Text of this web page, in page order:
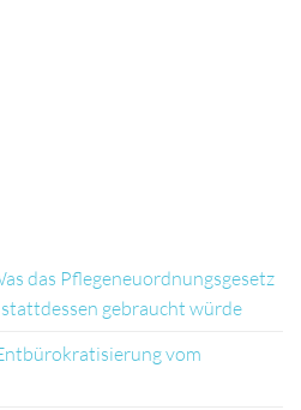
das Pflegeneuordnungsgesetz
gebraucht würde
vom